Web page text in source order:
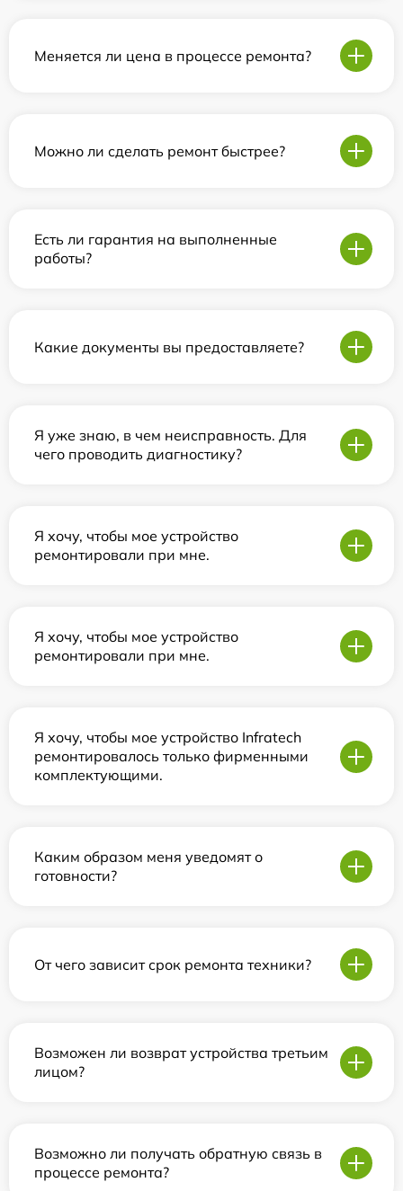
Меняется ли цена в процессе ремонта?
Можно ли сделать ремонт быстрее?
Есть ли гарантия на выполненные
работы?
Какие документы вы предоставляете?
Я уже знаю, в чем неисправность. Для
чего проводить диагностику?
Я хочу, чтобы мое устройство
ремонтировали при мне.
Я хочу, чтобы мое устройство
ремонтировали при мне.
Я хочу, чтобы мое устройство Infratech
ремонтировалось только фирменными
комплектующими.
Каким образом меня уведомят о
готовности?
От чего зависит срок ремонта техники?
Возможен ли возврат устройства третьим
лицом?
Возможно ли получать обратную связь в
процессе ремонта?